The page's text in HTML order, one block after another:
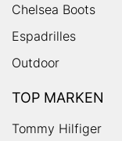
Chelsea Boots
Espadrilles
Outdoor
TOP MARKEN
Tommy Hilfiger